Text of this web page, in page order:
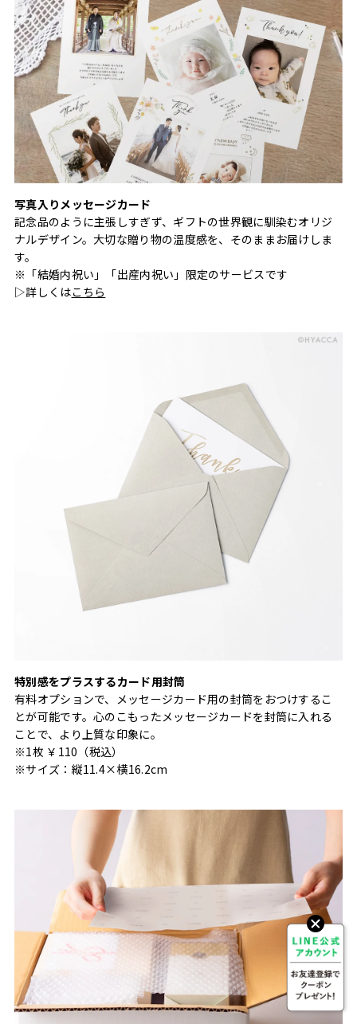
写真入りメッセージカード
記念品のように主張しすぎず、ギフトの世界観に馴染むオリジ
ナルデザイン。大切な贈り物の温度感を、そのままお届けしま
す。
※「結婚内祝い」「出産内祝い」限定のサービスです
▷詳しくはこちら
特別感をプラスするカード用封筒
有料オプションで、メッセージカード用の封筒をおつけするこ
とが可能です。心のこもったメッセージカードを封筒に入れる
ことで、より上質な印象に。
※1枚 ￥110（税込）
※サイズ：縦11.4×横16.2cm